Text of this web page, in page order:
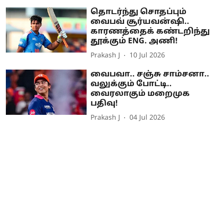
தொடர்ந்து சொதப்பும்
வைபவ் சூர்யவன்ஷி..
காரணத்தைக் கண்டறிந்து
தூக்கும் ENG. அணி!
Prakash J 10 Jul 2026
வைபவா.. சஞ்சு சாம்சனா..
வலுக்கும் போட்டி..
வைரலாகும் மறைமுக
பதிவு!
Prakash J 04 Jul 2026